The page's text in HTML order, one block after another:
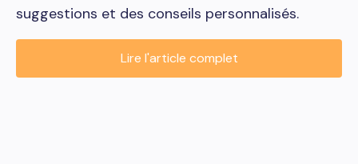
suggestions et des conseils personnalisés.
Lire l'article complet